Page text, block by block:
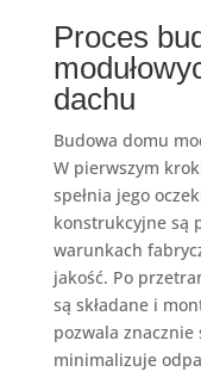
Proces
dachu
Budowa domu
W pierwszym
spełnia jego
konstrukcyjne są
warunkach
jakość. Po
są składane i
pozwala znacznie
minimalizuje